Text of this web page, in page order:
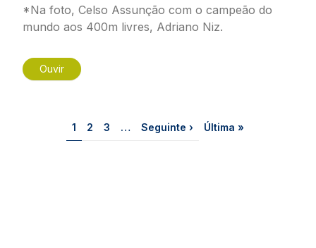
*Na foto, Celso Assunção com o campeão do
mundo aos 400m livres, Adriano Niz.
Ouvir
Página
1 Página
2 Página
3 … Próxima página
Seguinte › Última página
Última »